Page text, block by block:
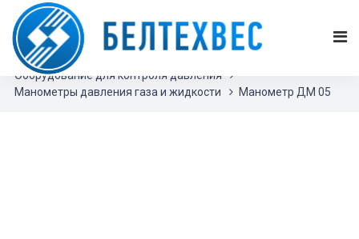
БЕЛТЕХВЕС
Оборудование для контроля давления
Манометры давления газа и жидкости
Манометр ДМ 05